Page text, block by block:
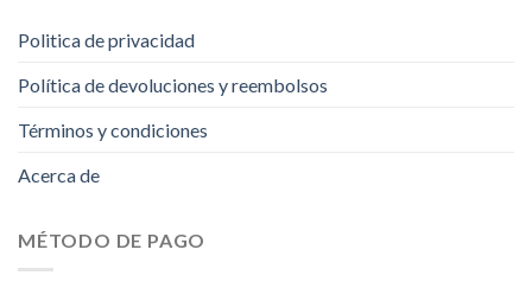
Politica de privacidad
Política de devoluciones y reembolsos
Términos y condiciones
Acerca de
MÉTODO DE PAGO